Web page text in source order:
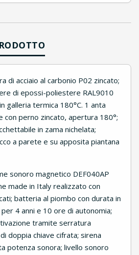
di acciaio al carbonio P02 zincato;
di epossi-poliestere RAL9010
galleria termica 180°C. 1 anta
con perno zincato, apertura 180°;
in zama nichelata;
a parete e su apposita piantana
sonoro magnetico DEF040AP
made in Italy realizzato con
batteria al piombo con durata in
4 anni e 10 ore di autonomia;
tramite serratura
doppia chiave cifrata; sirena
potenza sonora; livello sonoro